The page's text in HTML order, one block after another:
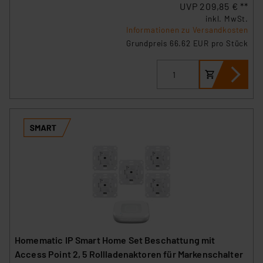
UVP 209,85 € **
inkl. MwSt.
Informationen zu Versandkosten
Grundpreis 66.62 EUR pro Stück
Homematic IP Smart Home Set Beschattung mit
Access Point 2, 5 Rollladenaktoren für Markenschalter